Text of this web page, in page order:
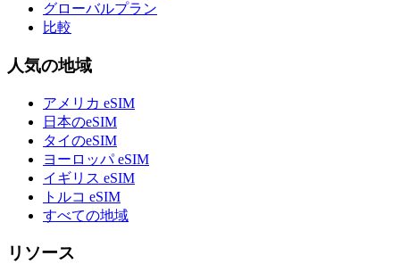
グローバルプラン
比較
人気の地域
アメリカ eSIM
日本のeSIM
タイのeSIM
ヨーロッパ eSIM
イギリス eSIM
トルコ eSIM
すべての地域
リソース